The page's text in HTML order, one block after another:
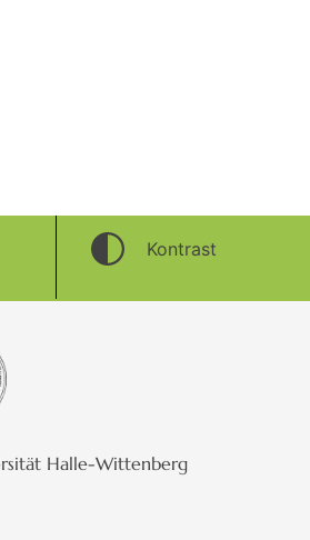
Kontrast
Halle-Wittenberg